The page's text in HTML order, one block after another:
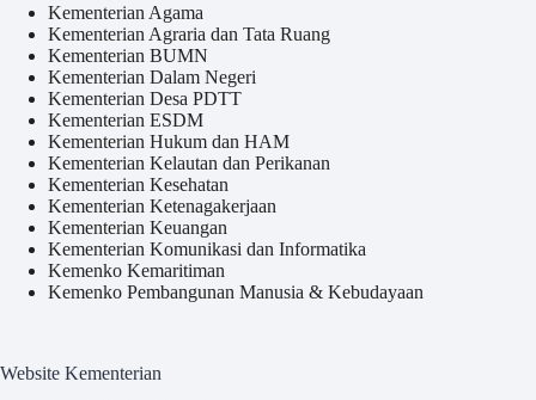
Kementerian Agama
Kementerian Agraria dan Tata Ruang
Kementerian BUMN
Kementerian Dalam Negeri
Kementerian Desa PDTT
Kementerian ESDM
Kementerian Hukum dan HAM
Kementerian Kelautan dan Perikanan
Kementerian Kesehatan
Kementerian Ketenagakerjaan
Kementerian Keuangan
Kementerian Komunikasi dan Informatika
Kemenko Kemaritiman
Kemenko Pembangunan Manusia & Kebudayaan
Website Kementerian